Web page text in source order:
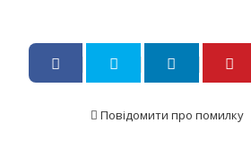
Повідомити про помилку